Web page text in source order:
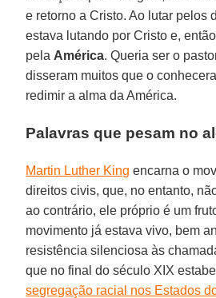
e retorno a Cristo. Ao lutar pelos
estava lutando por Cristo e,
pela América. Queria ser o
disseram muitos que o
redimir a alma da América.
Palavras que pesam no
Martin Luther King encarna o
direitos civis, que, no entanto,
ao contrário, ele próprio é um
movimento já estava vivo, bem
resistência silenciosa às
que no final do século XIX
segregação racial nos Estados